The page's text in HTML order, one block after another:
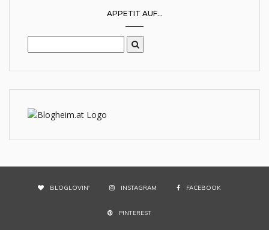
APPETIT AUF...
BLOGLOVIN' INSTAGRAM FACEBOOK
PINTEREST